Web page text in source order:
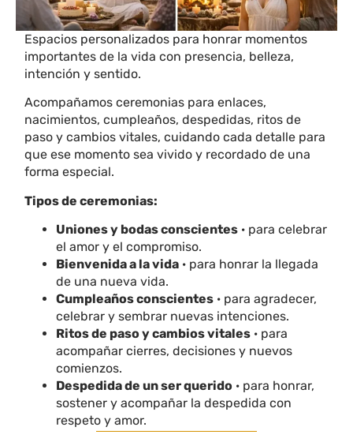
Espacios personalizados para honrar momentos
importantes de la vida con presencia, belleza,
intención y sentido.
Acompañamos ceremonias para enlaces,
nacimientos, cumpleaños, despedidas, ritos de
paso y cambios vitales, cuidando cada detalle para
que ese momento sea vivido y recordado de una
forma especial.
Tipos de ceremonias:
Uniones y bodas conscientes · para celebrar
el amor y el compromiso.
Bienvenida a la vida · para honrar la llegada
de una nueva vida.
Cumpleaños conscientes · para agradecer,
celebrar y sembrar nuevas intenciones.
Ritos de paso y cambios vitales · para
acompañar cierres, decisiones y nuevos
comienzos.
Despedida de un ser querido · para honrar,
sostener y acompañar la despedida con
respeto y amor.